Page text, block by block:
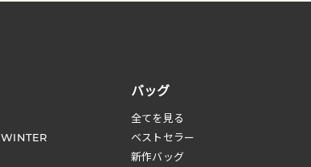
バッグ
全てを見る
ベストセラー
新作バッグ